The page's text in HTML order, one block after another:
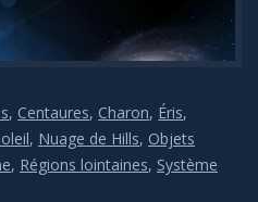
, Centaures, Charon, Éris,
, Nuage de Hills, Objets
, Régions lointaines, Système